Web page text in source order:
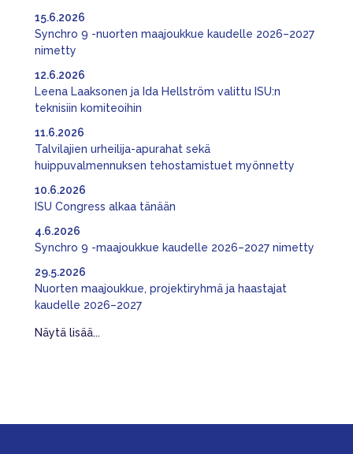
Synchro 9 -nuorten maajoukkue kaudelle 2026–2027
nimetty
15.6.2026
Leena Laaksonen ja Ida Hellström valittu ISU:n
teknisiin komiteoihin
12.6.2026
Talvilajien urheilija-apurahat sekä
huippuvalmennuksen tehostamistuet myönnetty
11.6.2026
ISU Congress alkaa tänään
10.6.2026
Synchro 9 -maajoukkue kaudelle 2026–2027 nimetty
4.6.2026
Nuorten maajoukkue, projektiryhmä ja haastajat
kaudelle 2026–2027
29.5.2026
Näytä lisää...